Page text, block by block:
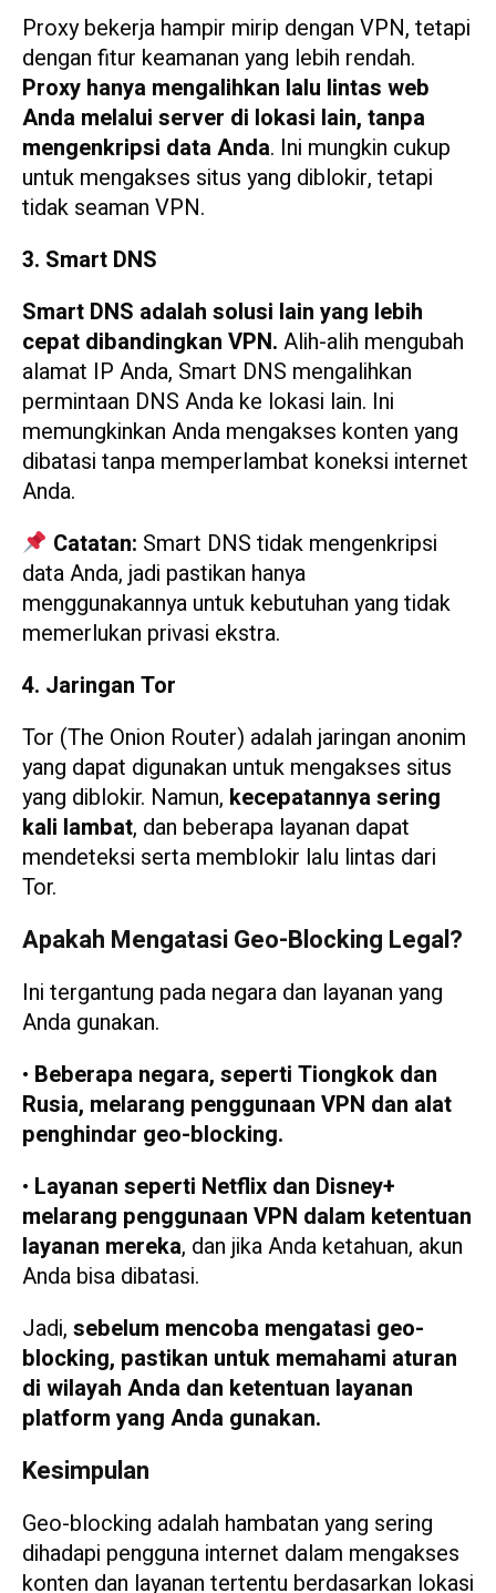
Proxy bekerja hampir mirip dengan VPN, tetapi
dengan fitur keamanan yang lebih rendah.
Proxy hanya mengalihkan lalu lintas web
Anda melalui server di lokasi lain, tanpa
mengenkripsi data Anda. Ini mungkin cukup
untuk mengakses situs yang diblokir, tetapi
tidak seaman VPN.
3. Smart DNS
Smart DNS adalah solusi lain yang lebih
cepat dibandingkan VPN. Alih-alih mengubah
alamat IP Anda, Smart DNS mengalihkan
permintaan DNS Anda ke lokasi lain. Ini
memungkinkan Anda mengakses konten yang
dibatasi tanpa memperlambat koneksi internet
Anda.
Catatan: Smart DNS tidak mengenkripsi
data Anda, jadi pastikan hanya
menggunakannya untuk kebutuhan yang tidak
memerlukan privasi ekstra.
4. Jaringan Tor
Tor (The Onion Router) adalah jaringan anonim
yang dapat digunakan untuk mengakses situs
yang diblokir. Namun, kecepatannya sering
kali lambat, dan beberapa layanan dapat
mendeteksi serta memblokir lalu lintas dari
Tor.
Apakah Mengatasi Geo-Blocking Legal?
Ini tergantung pada negara dan layanan yang
Anda gunakan.
• Beberapa negara, seperti Tiongkok dan
Rusia, melarang penggunaan VPN dan alat
penghindar geo-blocking.
• Layanan seperti Netflix dan Disney+
melarang penggunaan VPN dalam ketentuan
layanan mereka, dan jika Anda ketahuan, akun
Anda bisa dibatasi.
Jadi, sebelum mencoba mengatasi geo-
blocking, pastikan untuk memahami aturan
di wilayah Anda dan ketentuan layanan
platform yang Anda gunakan.
Kesimpulan
Geo-blocking adalah hambatan yang sering
dihadapi pengguna internet dalam mengakses
konten dan layanan tertentu berdasarkan lokasi